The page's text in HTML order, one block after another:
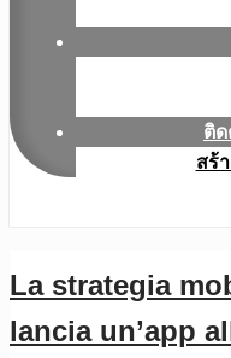
ติ
สร้
La strategia
lancia un’app